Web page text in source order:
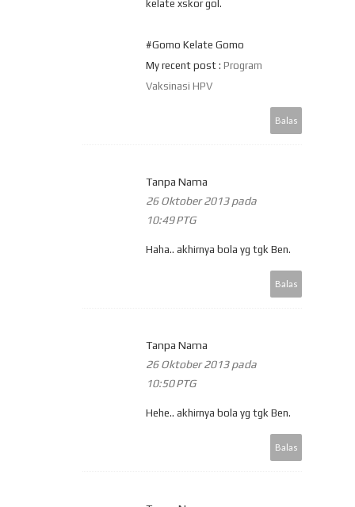
kelate xskor gol.
#Gomo Kelate Gomo
My recent post : Program
Vaksinasi HPV
Balas
Tanpa Nama
26 Oktober 2013 pada
10:49 PTG
Haha.. akhirnya bola yg tgk Ben.
Balas
Tanpa Nama
26 Oktober 2013 pada
10:50 PTG
Hehe.. akhirnya bola yg tgk Ben.
Balas